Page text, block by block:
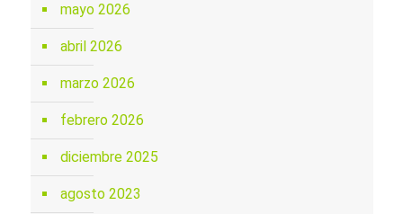
mayo 2026
abril 2026
marzo 2026
febrero 2026
diciembre 2025
agosto 2023